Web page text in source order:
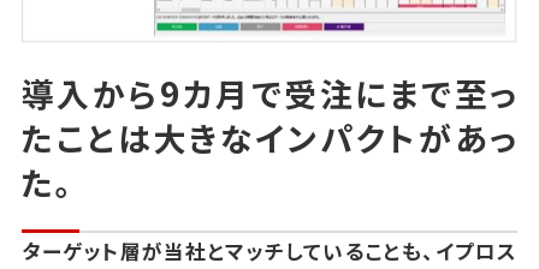
導入から9カ月で受注にまで至っ
たことは大きなインパクトがあっ
た。
ターゲット層が当社とマッチしていることも、イプロス